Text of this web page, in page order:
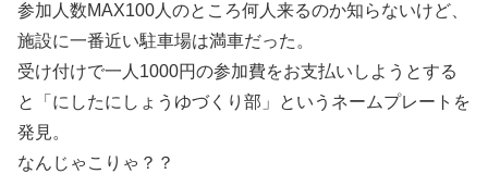
参加人数MAX100人のところ何人来るのか知らないけど、
施設に一番近い駐車場は満車だった。
受け付けで一人1000円の参加費をお支払いしようとする
と「にしたにしょうゆづくり部」というネームプレートを
発見。
なんじゃこりゃ？？